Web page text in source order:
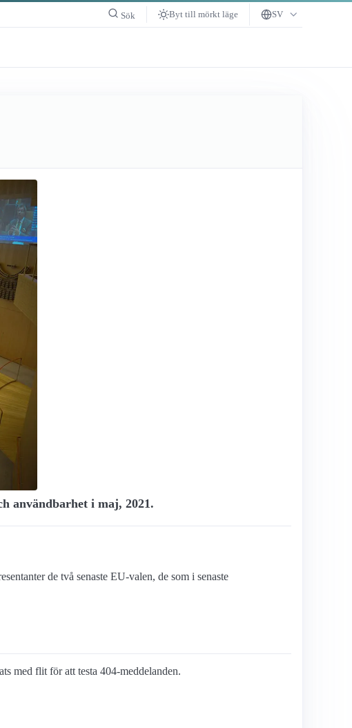
Sök Byt till mörkt läge SV
användbarhet i maj, 2021.
de två senaste EU-valen, de som i senaste
med flit för att testa 404-meddelanden.